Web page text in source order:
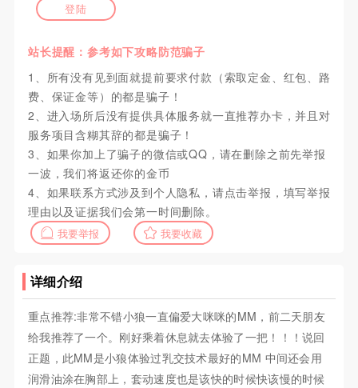
登陆
站长提醒：参考如下攻略防范骗子
1、所有没有见到面就提前要求付款（索取定金、红包、路
费、保证金等）的都是骗子！
2、进入场所后没有提供具体服务就一直推荐办卡，并且对
服务项目含糊其辞的都是骗子！
3、如果你加上了骗子的微信或QQ，请在删除之前先举报
一波，我们将返还你的金币
4、如果联系方式涉及到个人隐私，请点击举报，填写举报
理由以及证据我们会第一时间删除。
我要举报 我要收藏
详细介绍
重点推荐:非常不错小狼一直偏爱大咪咪的MM，前二天朋友
给我推荐了一个。刚好乘着休息就去体验了一把！！！说回
正题，此MM是小狼体验过乳交技术最好的MM 中间还会用
润滑油涂在胸部上，套动速度也是该快的时候快该慢的时候